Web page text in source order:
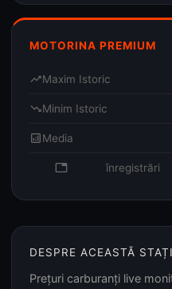
MOTORINA PREMIUM
trending_upMaxim Istoric
trending_downMinim Istoric
analyticsMedia
database înregistrări
DESPRE ACEASTĂ
Prețuri carburanți live